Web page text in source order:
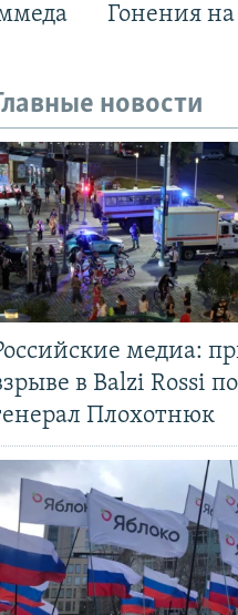
Гонения
новости
медиа:
в Balzi Rossi
Плохотнюк